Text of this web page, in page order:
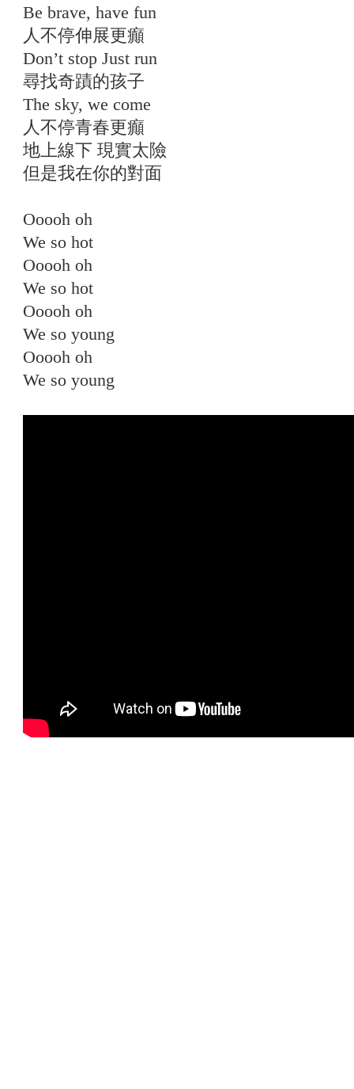
Be brave, have fun
人不停伸展更癲
Don’t stop Just run
尋找奇蹟的孩子
The sky, we come
人不停青春更癲
地上線下 現實太險
但是我在你的對面
Ooooh oh
We so hot
Ooooh oh
We so hot
Ooooh oh
We so young
Ooooh oh
We so young